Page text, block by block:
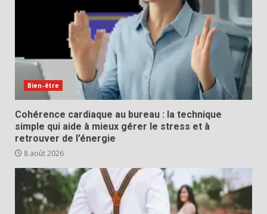
Bien-être
Cohérence cardiaque au bureau : la technique
simple qui aide à mieux gérer le stress et à
retrouver de l’énergie
8 août 2026